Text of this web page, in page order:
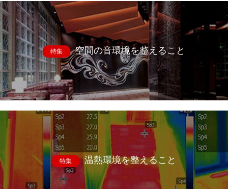
特集 空間の音環境を整えること
特集 温熱環境を整えること